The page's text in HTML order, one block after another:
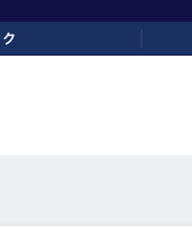
ご意見